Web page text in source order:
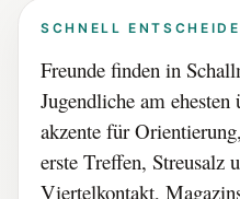
SCHNELL
Freunde finden in
Jugendliche am
akzente für
erste Treffen, Streusalz
Viertelkontakt,